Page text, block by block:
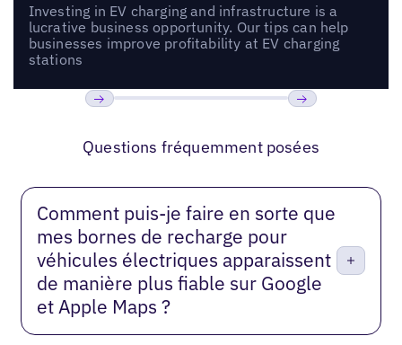
Investing in EV charging and infrastructure is a
lucrative business opportunity. Our tips can help
businesses improve profitability at EV charging
stations
Questions fréquemment posées
Comment puis-je faire en sorte que
mes bornes de recharge pour
véhicules électriques apparaissent
de manière plus fiable sur Google
et Apple Maps ?